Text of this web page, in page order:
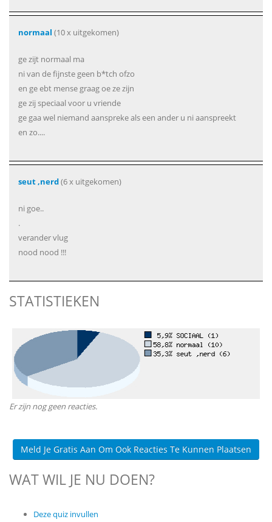
normaal (10 x uitgekomen)
ge zijt normaal ma
ni van de fijnste geen b*tch ofzo
en ge ebt mense graag oe ze zijn
ge zij speciaal voor u vriende
ge gaa wel niemand aanspreke als een ander u ni aanspreekt
en zo....
seut ,nerd(6 x uitgekomen)
ni goe..
.
verander vlug
nood nood !!!
STATISTIEKEN
Er zijn nog geen reacties.
Meld Je Gratis Aan Om Ook Reacties Te Kunnen Plaatsen
WAT WIL JE NU DOEN?
Deze quiz invullen